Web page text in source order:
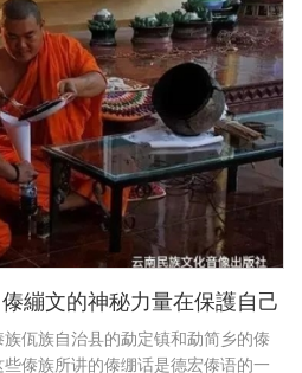
繃文的神秘力量在保護自己
佤族自治县的勐定镇和勐简乡的傣
傣族所讲的傣绷话是德宏傣语的一